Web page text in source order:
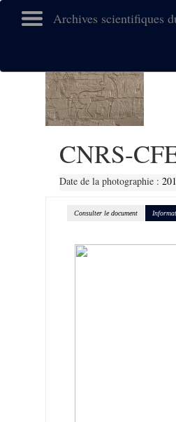
Archives scientifiques
CNRS-
Date de la photographie :
Consulter le document